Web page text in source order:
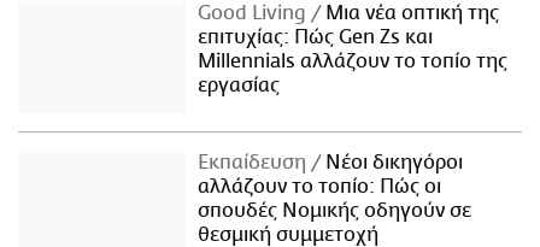
Good Living
Μια νέα οπτική της
επιτυχίας: Πώς Gen Zs και
Millennials αλλάζουν το τοπίο της
εργασίας
Εκπαίδευση
Νέοι δικηγόροι
αλλάζουν το τοπίο: Πώς οι
σπουδές Νομικής οδηγούν σε
θεσμική συμμετοχή